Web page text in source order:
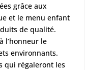
grâce aux
et le menu enfant
de qualité.
l’honneur le
environnants.
qui régaleront les